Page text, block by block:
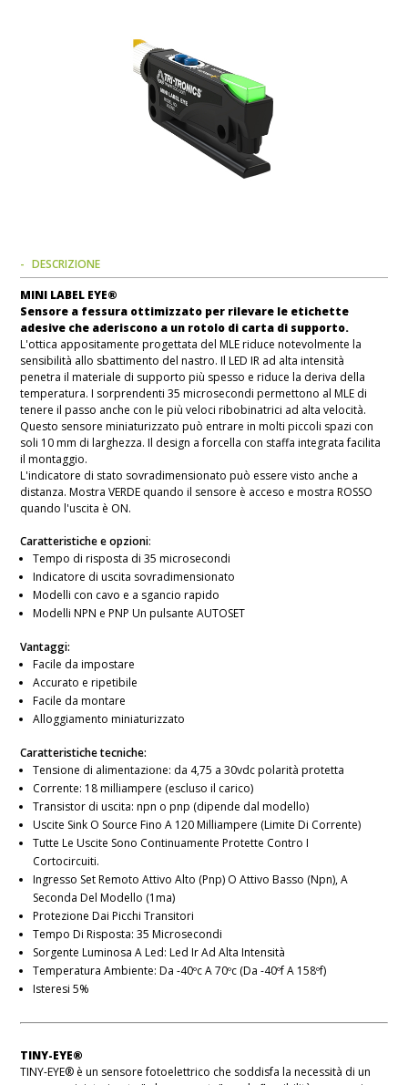
DESCRIZIONE
MINI LABEL EYE®
Sensore a fessura ottimizzato per rilevare le etichette
adesive che aderiscono a un rotolo di carta di supporto.
L'ottica appositamente progettata del MLE riduce notevolmente la
sensibilità allo sbattimento del nastro. Il LED IR ad alta intensità
penetra il materiale di supporto più spesso e riduce la deriva della
temperatura. I sorprendenti 35 microsecondi permettono al MLE di
tenere il passo anche con le più veloci ribobinatrici ad alta velocità.
Questo sensore miniaturizzato può entrare in molti piccoli spazi con
soli 10 mm di larghezza. Il design a forcella con staffa integrata facilita
il montaggio.
L'indicatore di stato sovradimensionato può essere visto anche a
distanza. Mostra VERDE quando il sensore è acceso e mostra ROSSO
quando l'uscita è ON.
Caratteristiche e opzioni:
Tempo di risposta di 35 microsecondi
Indicatore di uscita sovradimensionato
Modelli con cavo e a sgancio rapido
Modelli NPN e PNP Un pulsante AUTOSET
Vantaggi:
Facile da impostare
Accurato e ripetibile
Facile da montare
Alloggiamento miniaturizzato
Caratteristiche tecniche:
Tensione di alimentazione: da 4,75 a 30vdc polarità protetta
Corrente: 18 milliampere (escluso il carico)
Transistor di uscita: npn o pnp (dipende dal modello)
Uscite Sink O Source Fino A 120 Milliampere (Limite Di Corrente)
Tutte Le Uscite Sono Continuamente Protette Contro I
Cortocircuiti.
Ingresso Set Remoto Attivo Alto (Pnp) O Attivo Basso (Npn), A
Seconda Del Modello (1ma)
Protezione Dai Picchi Transitori
Tempo Di Risposta: 35 Microsecondi
Sorgente Luminosa A Led: Led Ir Ad Alta Intensità
Temperatura Ambiente: Da -40ºc A 70ºc (Da -40ºf A 158ºf)
Isteresi 5%
TINY-EYE®
TINY-EYE® è un sensore fotoelettrico che soddisfa la necessità di un